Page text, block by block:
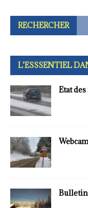
RECHERCHER
L’ESSSENTIEL
Etat
Bulletin